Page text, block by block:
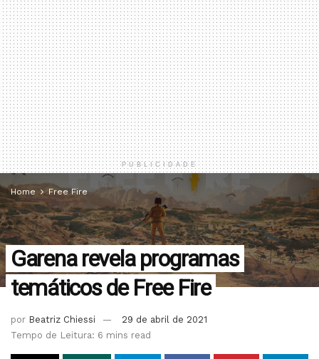
PUBLICIDADE
Home Free Fire
Garena revela programas
temáticos de Free Fire
por Beatriz Chiessi
29 de abril de 2021
Tempo de Leitura: 6 mins read